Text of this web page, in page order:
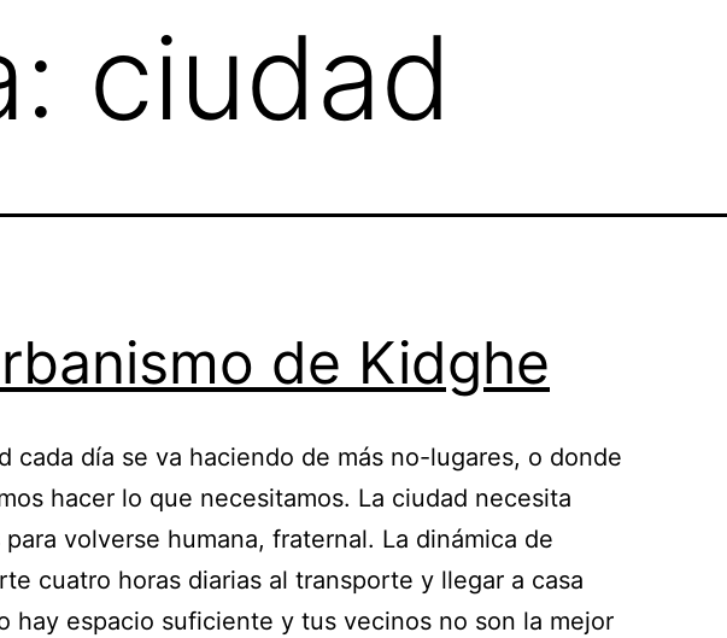
ciudad
de Kidghe
cada día se va haciendo de más no-lugares, o donde
hacer lo que necesitamos. La ciudad necesita
volverse humana, fraternal. La dinámica de
cuatro horas diarias al transporte y llegar a casa
hay espacio suficiente y tus vecinos no son la mejor